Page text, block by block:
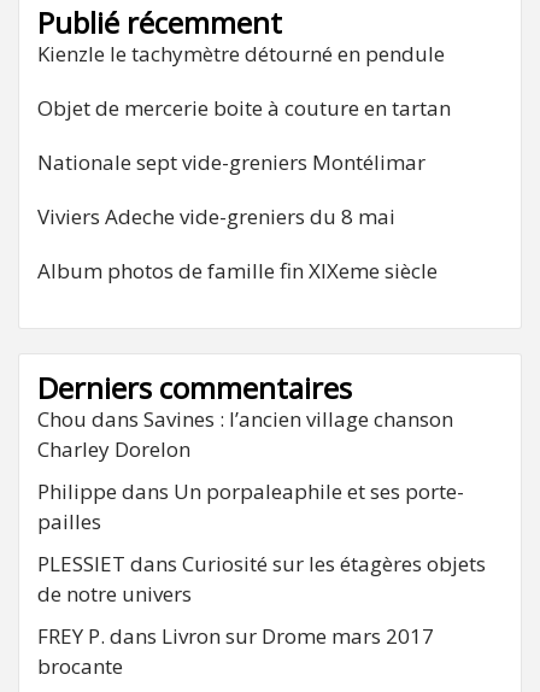
Publié récemment
Kienzle le tachymètre détourné en pendule
Objet de mercerie boite à couture en tartan
Nationale sept vide-greniers Montélimar
Viviers Adeche vide-greniers du 8 mai
Album photos de famille fin XIXeme siècle
Derniers commentaires
Chou dans Savines : l’ancien village chanson
Charley Dorelon
Philippe dans Un porpaleaphile et ses porte-
pailles
PLESSIET dans Curiosité sur les étagères objets
de notre univers
FREY P. dans Livron sur Drome mars 2017
brocante